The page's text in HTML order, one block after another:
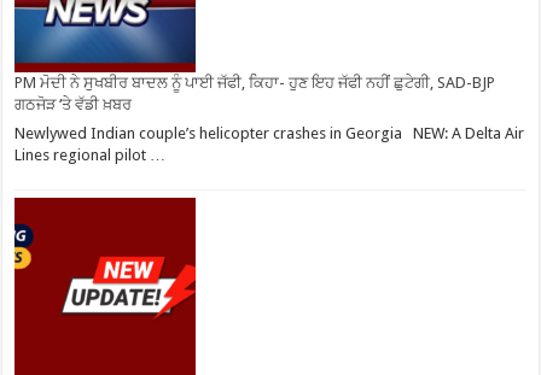
PM ਮੋਦੀ ਨੇ ਸੁਖਬੀਰ ਬਾਦਲ ਨੂੰ ਪਾਈ ਜੱਫੀ, ਕਿਹਾ- ਹੁਣ ਇਹ ਜੱਫੀ ਨਹੀਂ ਛੁਟੇਗੀ, SAD-BJP
ਗਠਜੋੜ ‘ਤੇ ਵੱਡੀ ਖ਼ਬਰ
Newlywed Indian couple’s helicopter crashes in Georgia NEW: A Delta Air
Lines regional pilot …